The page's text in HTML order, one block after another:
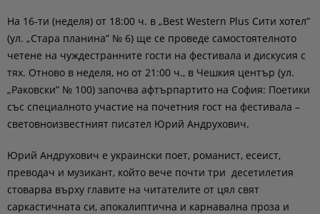
На 16-ти (неделя) от 18:00 ч. в „Best Western Plus Сити хотел”
(ул. „Стара планина” № 6) ще се проведе самостоятелното
четене на чуждестранните гости на фестивала и дискусия с
тях. Отново в неделя, но от 21:00 ч., в Чешкия център (ул.
„Раковски” № 100) започва афтърпартито на София: Поетики
със специалното участие на почетния гост на фестивала –
световноизвестният писател Юрий Андрухович.
Юрий Андрухович е украински поет, романист, есеист,
преводач и музикант, който вече почти три десетилетия
стоварва върху главите на читателите от цял свят
саркастичната си, апокалиптична и карнавална проза и